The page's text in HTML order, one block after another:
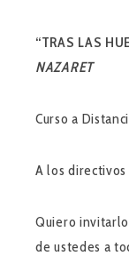
“TRAS LAS
NAZARET
Curso a
A los
Quiero
de ustedes a